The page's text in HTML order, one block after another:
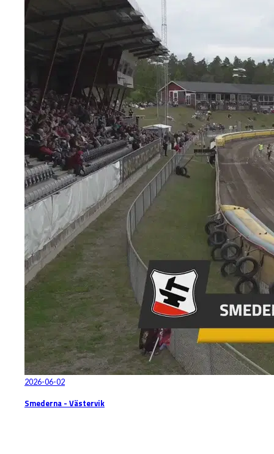
2026-06-02
Smederna - Västervik